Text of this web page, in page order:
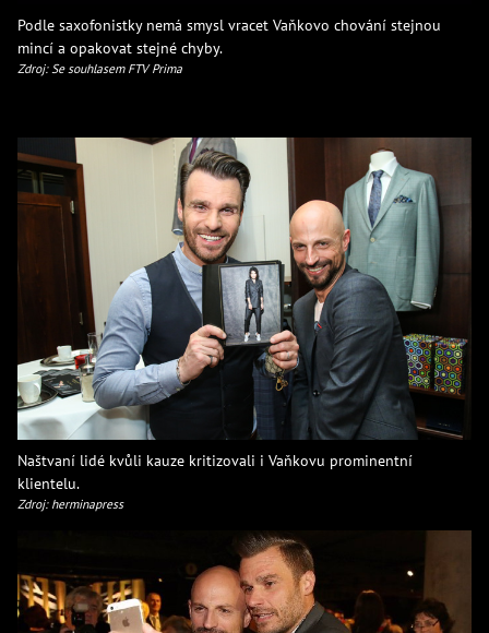
Podle saxofonistky nemá smysl vracet Vaňkovo chování stejnou
mincí a opakovat stejné chyby.
Zdroj: Se souhlasem FTV Prima
Naštvaní lidé kvůli kauze kritizovali i Vaňkovu prominentní
klientelu.
Zdroj: herminapress